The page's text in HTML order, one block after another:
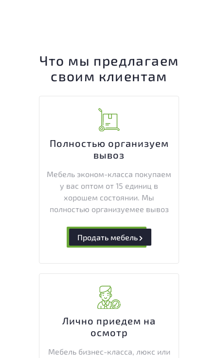
Что мы предлагаем
своим клиентам
Полностью организуем
вывоз
Мебель эконом-класса покупаем
у вас оптом от 15 единиц в
хорошем состоянии. Мы
полностью организуемее вывоз
Продать мебель
Лично приедем на
осмотр
Мебель бизнес-класса, люкс или